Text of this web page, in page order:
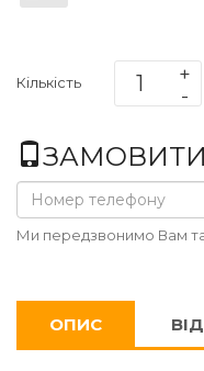
Кількість
ЗАМОВИТИ
Ми передзвонимо Вам
ОПИС